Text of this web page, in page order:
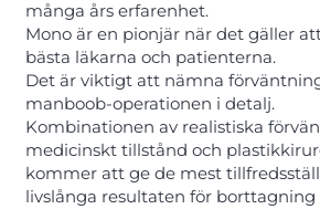
många års erfarenhet.
Mono är en pionjär när det gäller
bästa läkarna och patienterna.
Det är viktigt att nämna
manboob-operationen i detalj.
Kombinationen av realistiska
medicinskt tillstånd och
kommer att ge de mest
livslånga resultaten för borttagning